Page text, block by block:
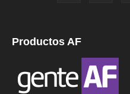
Productos AF